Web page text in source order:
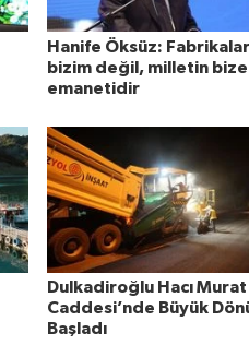
Hanife Öksüz: Fabrikalar
bizim değil, milletin bize
emanetidir
Dulkadiroğlu Hacı Murat
Caddesi’nde Büyük
Başladı